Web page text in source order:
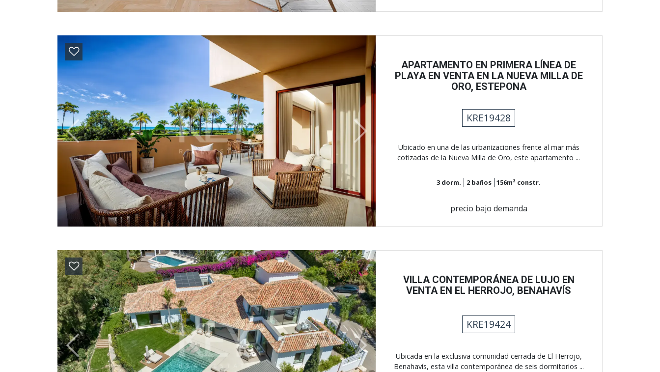
Previous Next
APARTAMENTO EN PRIMERA LÍNEA DE
PLAYA EN VENTA EN LA NUEVA MILLA DE
ORO, ESTEPONA
KRE19428
Ubicado en una de las urbanizaciones frente al mar más
cotizadas de la Nueva Milla de Oro, este apartamento ...
3 dorm. 2 baños 156m² constr.
precio bajo demanda
Previous Next
VILLA CONTEMPORÁNEA DE LUJO EN
VENTA EN EL HERROJO, BENAHAVÍS
KRE19424
Ubicada en la exclusiva comunidad cerrada de El Herrojo,
Benahavís, esta villa contemporánea de seis dormitorios ...